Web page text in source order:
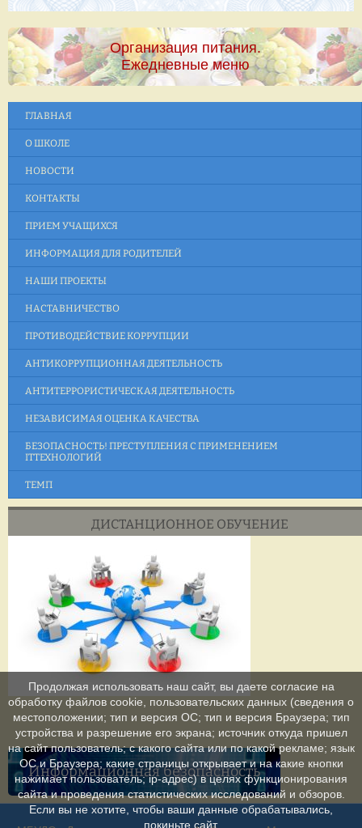
Организация питания.
Ежедневные меню
ГЛАВНАЯ
О ШКОЛЕ
НОВОСТИ
КОНТАКТЫ
ПРИЕМ УЧАЩИХСЯ
ИНФОРМАЦИЯ ДЛЯ РОДИТЕЛЕЙ
НАШИ ПРОЕКТЫ
НАСТАВНИЧЕСТВО
ПРОТИВОДЕЙСТВИЕ КОРРУПЦИИ
АНТИКОРРУПЦИОННАЯ ДЕЯТЕЛЬНОСТЬ
АНТИТЕРРОРИСТИЧЕСКАЯ ДЕЯТЕЛЬНОСТЬ
НЕЗАВИСИМАЯ ОЦЕНКА КАЧЕСТВА
БЕЗОПАСНОСТЬ! ПРЕСТУПЛЕНИЯ С ПРИМЕНЕНИЕМ
ITТЕХНОЛОГИЙ
ТЕМП
ДИСТАНЦИОННОЕ ОБУЧЕНИЕ
Информационная безопасность
Продолжая использовать наш сайт, вы даете согласие на
обработку файлов cookie, пользовательских данных (сведения о
местоположении; тип и версия ОС; тип и версия Браузера; тип
устройства и разрешение его экрана; источник откуда пришел
на сайт пользователь; с какого сайта или по какой рекламе; язык
ОС и Браузера; какие страницы открывает и на какие кнопки
нажимает пользователь; ip-адрес) в целях функционирования
сайта и проведения статистических исследований и обзоров.
Если вы не хотите, чтобы ваши данные обрабатывались,
покиньте сайт.